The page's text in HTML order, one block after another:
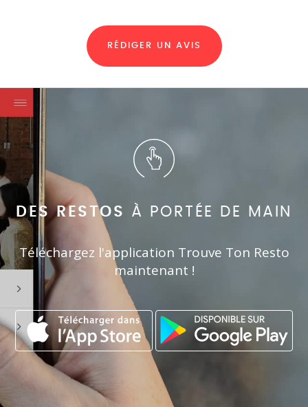
RÉDIGER UN AVIS
DES RESTOS À PORTÉE DE MAIN
Téléchargez l'application Trouve Ton Resto
maintenant !